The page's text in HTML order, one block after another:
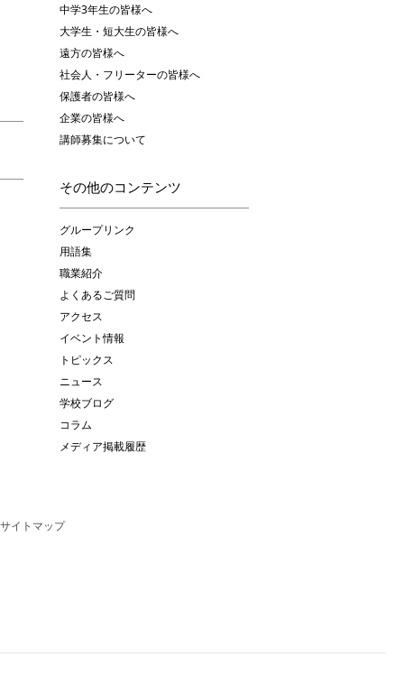
中学3年生の皆様へ
大学生・短大生の皆様へ
遠方の皆様へ
社会人・フリーターの皆様へ
保護者の皆様へ
企業の皆様へ
講師募集について
その他のコンテンツ
グループリンク
用語集
職業紹介
よくあるご質問
アクセス
イベント情報
トピックス
ニュース
学校ブログ
コラム
メディア掲載履歴
サイトマップ